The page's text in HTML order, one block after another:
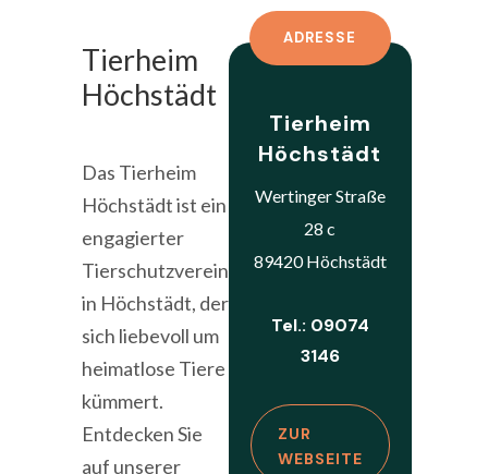
Tierheim
Höchstädt
Das Tierheim
Höchstädt ist ein
engagierter
Tierschutzverein
in Höchstädt, der
sich liebevoll um
heimatlose Tiere
kümmert.
Entdecken Sie
auf unserer
ADRESSE
Tierheim
Höchstädt
Wertinger Straße
28 c
89420 Höchstädt
Tel.: 09074
3146
ZUR
WEBSEITE